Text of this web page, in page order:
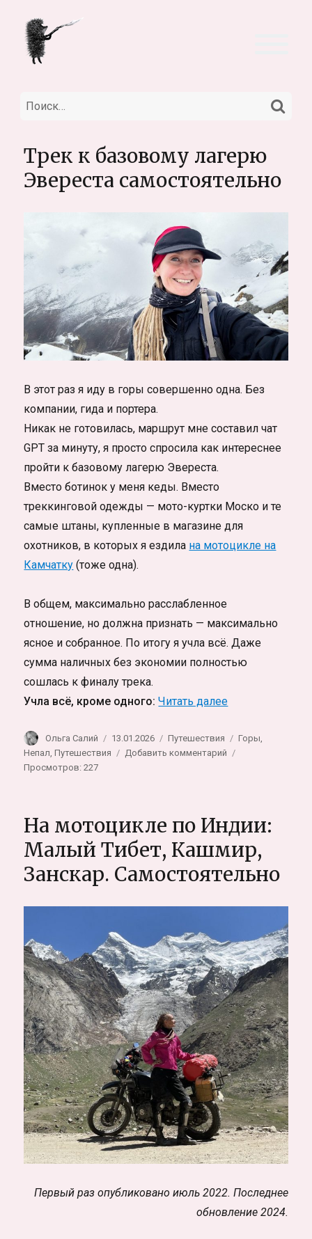
Искать:
Трек к базовому лагерю
Эвереста самостоятельно
В этот раз я иду в горы совершенно одна. Без
компании, гида и портера.
Никак не готовилась, маршрут мне составил чат
GPT за минуту, я просто спросила как интереснее
пройти к базовому лагерю Эвереста.
Вместо ботинок у меня кеды. Вместо
треккинговой одежды — мото-куртки Моско и те
самые штаны, купленные в магазине для
охотников, в которых я ездила на мотоцикле на
Камчатку (тоже одна).
В общем, максимально расслабленное
отношение, но должна признать — максимально
ясное и собранное. По итогу я учла всё. Даже
сумма наличных без экономии полностью
сошлась к финалу трека.
Учла всё, кроме одного:Читать далее«Трек к
Автор
Ольга Салий Опубликовано
13.01.2026 Рубрики
Путешествия Метки
Горы,
Непал,Путешествия Добавить комментарий
лагерю
самостоятельно
Просмотров: 227
На мотоцикле по Индии:
Малый Тибет, Кашмир,
Занскар. Самостоятельно
Первый раз опубликовано июль 2022. Последнее
обновление 2024.